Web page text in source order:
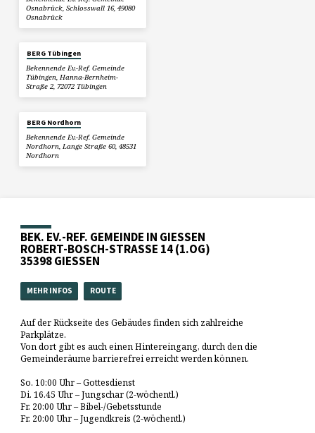
Osnabrück, Schlosswall 16, 49080
Osnabrück
BERG Tübingen
Bekennende Ev.-Ref. Gemeinde
Tübingen, Hanna-Bernheim-
Straße 2, 72072 Tübingen
BERG Nordhorn
Bekennende Ev.-Ref. Gemeinde
Nordhorn, Lange Straße 60, 48531
Nordhorn
BEK. EV.-REF. GEMEINDE IN GIESSEN
ROBERT-BOSCH-STRASSE 14 (1.OG)
35398 GIESSEN
MEHR INFOS ROUTE
Auf der Rückseite des Gebäudes finden sich zahlreiche
Parkplätze.
Von dort gibt es auch einen Hintereingang, durch den die
Gemeinderäume barrierefrei erreicht werden können.
So. 10:00 Uhr – Gottesdienst
Di. 16.45 Uhr – Jungschar (2-wöchentl.)
Fr. 20:00 Uhr – Bibel-/Gebetsstunde
Fr. 20:00 Uhr – Jugendkreis (2-wöchentl.)